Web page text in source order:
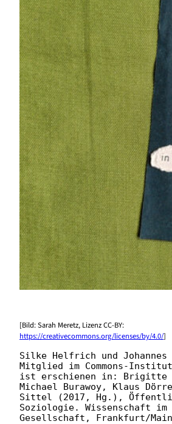
[Bild: Sarah Meretz, Lizenz CC-BY:
https://creativecommons.org/licenses/by/4.0/]
Silke Helfrich und
Mitglied im Commons-
ist erschienen in: Brigitte
Michael Burawoy, Klaus
Sittel (2017, Hg.),
Soziologie. Wissenschaft
Gesellschaft, Frankfurt/